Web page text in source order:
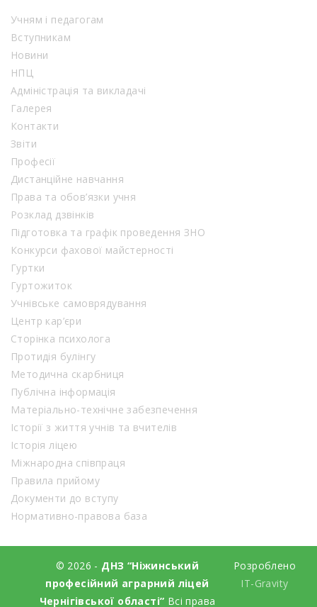
Учням і педагогам
Вступникам
Новини
НПЦ
Адміністрація та викладачі
Галерея
Контакти
Звіти
Професії
Дистанційне навчання
Права та обов’язки учня
Розклад дзвінків
Підготовка та графік проведення ЗНО
Конкурси фахової майстерності
Гуртки
Гуртожиток
Учнівське самоврядування
Центр кар’єри
Сторінка психолога
Протидія булінгу
Методична скарбниця
Публічна інформація
Матеріально-технічне забезпечення
Історії з життя учнів та вчителів
Історія ліцею
Міжнародна співпраця
Правила прийому
Документи до вступу
Нормативно-правова база
© 2026 - ДНЗ “Ніжинський
професійний аграрний ліцей
Чернігівської області” Всі права
Розроблено
IT-Gravity